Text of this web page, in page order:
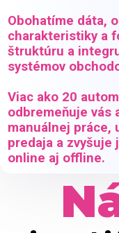
Obohatíme dáta,
charakteristiky a
štruktúru a
systémov
Viac ako 20
odbremeňuje vás
manuálnej práce,
predaja a
online aj offline.